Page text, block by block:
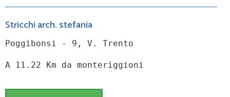
Stricchi arch. stefania
Poggibonsi - 9, V. Trento
A 11.22 Km da monteriggioni